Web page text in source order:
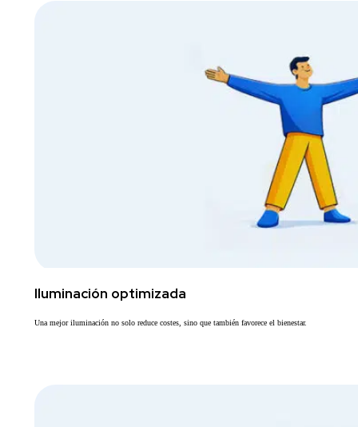
Iluminación optimizada
Una mejor iluminación no solo reduce costes, sino que también favorece el bienestar.